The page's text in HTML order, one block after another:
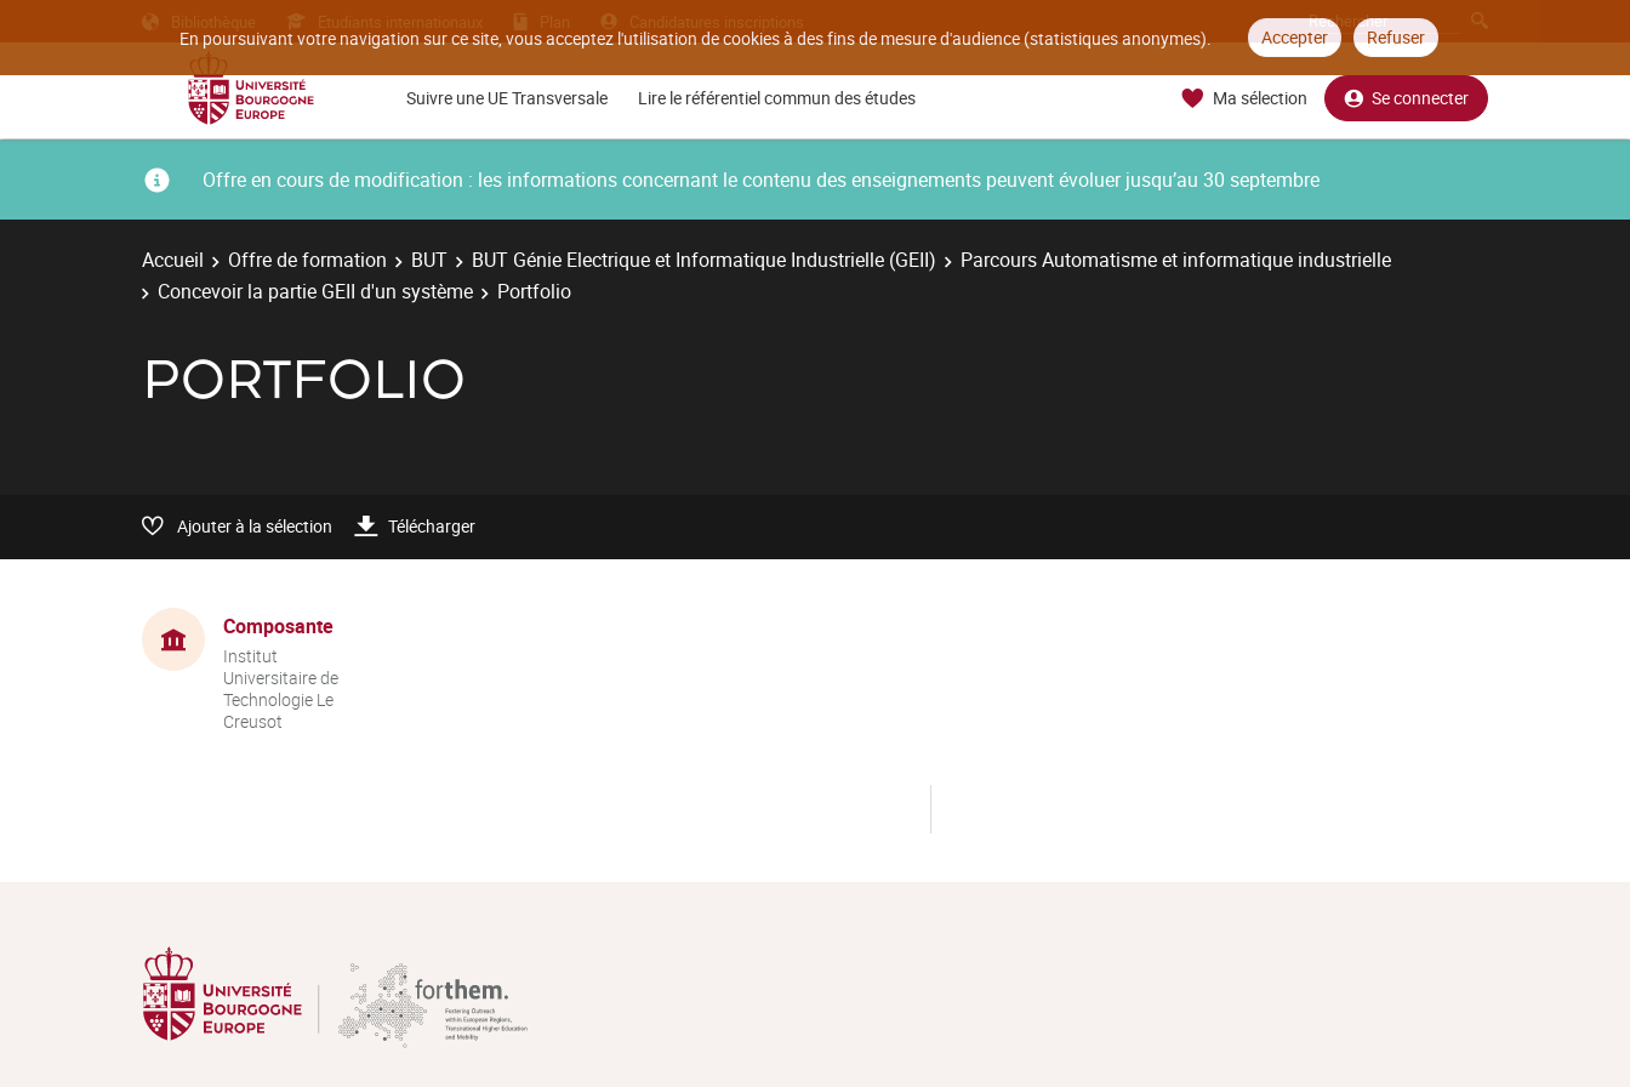
En poursuivant votre navigation sur ce site, vous acceptez l'utilisation de cookies à des fins de mesure d'audience (statistiques anonymes). Accepter Refuser
Bibliothèque Etudiants internationaux Plan Candidatures inscriptions
Suivre une UE Transversale Lire le référentiel commun des études Ma sélection Se connecter
Offre en cours de modification : les informations concernant le contenu des enseignements peuvent évoluer jusqu’au 30 septembre
Accueil Offre de formation BUT BUT Génie Electrique et Informatique Industrielle (GEII)
Parcours Automatisme et informatique industrielle
Concevoir la partie GEII d'un système
Portfolio
PORTFOLIO
Ajouter à la sélection Télécharger
Composante
Institut
Universitaire de
Technologie Le
Creusot